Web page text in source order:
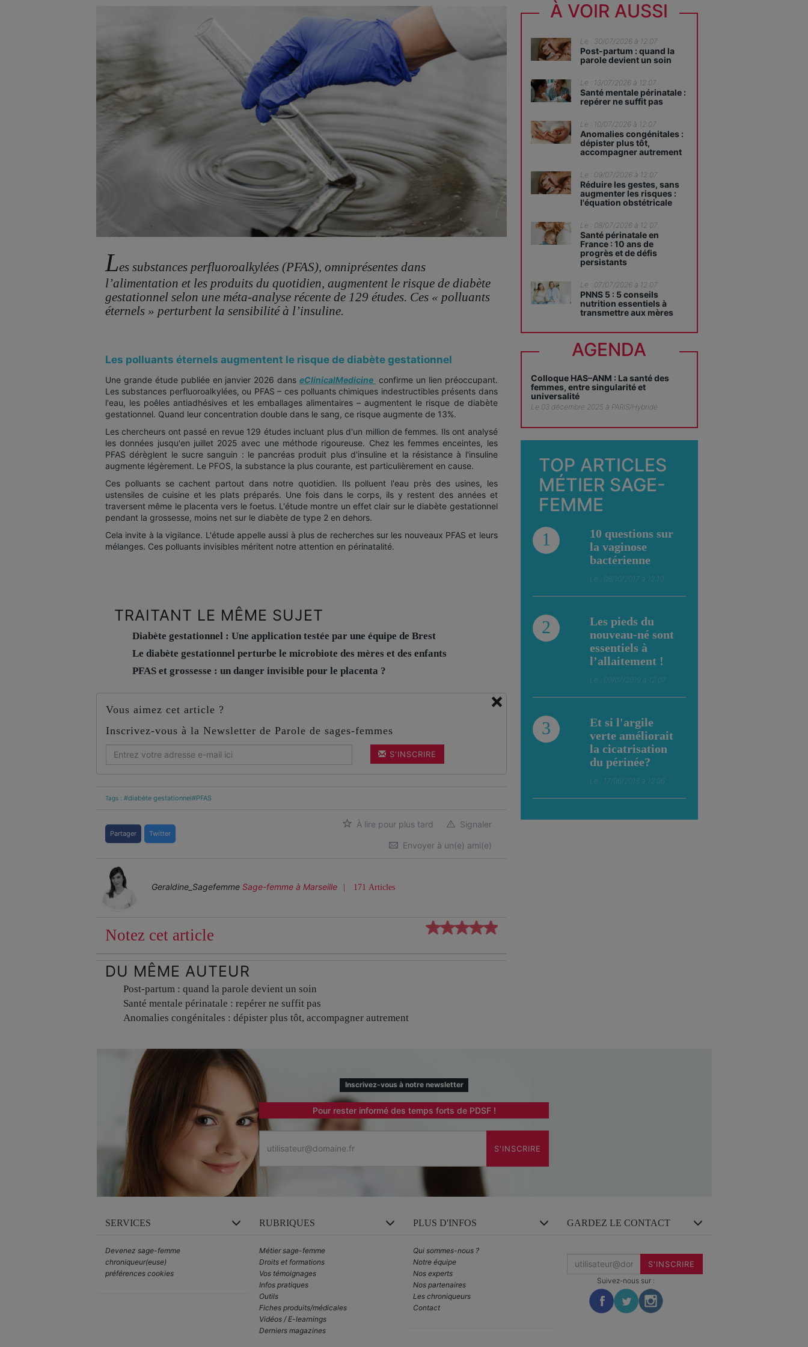
Les substances perfluoroalkylées (PFAS), omniprésentes dans
l’alimentation et les produits du quotidien, augmentent le risque de diabète
gestationnel selon une méta-analyse récente de 129 études. Ces « polluants
éternels » perturbent la sensibilité à l’insuline.
Les polluants éternels augmentent le risque de diabète gestationnel
Une grande étude publiée en janvier 2026 danseClinicalMedicine confirme un lien préoccupant.
Les substances perfluoroalkylées, ou PFAS – ces polluants chimiques indestructibles présents dans
l'eau, les poêles antiadhésives et les emballages alimentaires – augmentent le risque de diabète
gestationnel. Quand leur concentration double dans le sang, ce risque augmente de 13%.
Les chercheurs ont passé en revue 129 études incluant plus d'un million de femmes. Ils ont analysé
les données jusqu'en juillet 2025 avec une méthode rigoureuse. Chez les femmes enceintes, les
PFAS dérèglent le sucre sanguin : le pancréas produit plus d'insuline et la résistance à l'insuline
augmente légèrement. Le PFOS, la substance la plus courante, est particulièrement en cause.
Ces polluants se cachent partout dans notre quotidien. Ils polluent l'eau près des usines, les
ustensiles de cuisine et les plats préparés. Une fois dans le corps, ils y restent des années et
traversent même le placenta vers le foetus. L'étude montre un effet clair sur le diabète gestationnel
pendant la grossesse, moins net sur le diabète de type 2 en dehors.
Cela invite à la vigilance. L'étude appelle aussi à plus de recherches sur les nouveaux PFAS et leurs
mélanges. Ces polluants invisibles méritent notre attention en périnatalité.
TRAITANT LE MÊME SUJET
Diabète gestationnel : Une application testée par une équipe de Brest
Le diabète gestationnel perturbe le microbiote des mères et des enfants
PFAS et grossesse : un danger invisible pour le placenta ?
×
Vous aimez cet article ?
Inscrivez-vous à la Newsletter de Parole de sages-femmes
S'INSCRIRE
Tags : #diabète gestationnel#PFAS
Partager Twitter
Signaler
À lire pour plus tard
Envoyer à un(e) ami(e)
Geraldine_Sagefemme Sage-femme à Marseille 171 Articles
Notez cet article
DU MÊME AUTEUR
Post-partum : quand la parole devient un soin
Santé mentale périnatale : repérer ne suffit pas
Anomalies congénitales : dépister plus tôt, accompagner autrement
À VOIR AUSSI
Le : 30/07/2026 à 12:07
Post-partum : quand la
parole devient un soin
Le : 13/07/2026 à 12:07
Santé mentale périnatale :
repérer ne suffit pas
Le : 10/07/2026 à 12:07
Anomalies congénitales :
dépister plus tôt,
accompagner autrement
Le : 09/07/2026 à 12:07
Réduire les gestes, sans
augmenter les risques :
l'équation obstétricale
Le : 08/07/2026 à 12:07
Santé périnatale en
France : 10 ans de
progrès et de défis
persistants
Le : 07/07/2026 à 12:07
PNNS 5 : 5 conseils
nutrition essentiels à
transmettre aux mères
AGENDA
Colloque HAS–ANM : La santé des
femmes, entre singularité et
universalité
Le 03 décembre 2025 à PARIS/Hybride
TOP ARTICLES
MÉTIER SAGE-
FEMME
1
10 questions sur
la vaginose
bactérienne
Le : 08/10/2017 à 12:10
2
Les pieds du
nouveau-né sont
essentiels à
l’allaitement !
Le : 09/07/2019 à 12:07
3
Et si l'argile
verte améliorait
la cicatrisation
du périnée?
Le : 17/06/2018 à 12:06
Inscrivez-vous à notre newsletter
Pour rester informé des temps forts de PDSF !
S'INSCRIRE
SERVICES
Devenez sage-femme
chroniqueur(euse)
préférences cookies
RUBRIQUES
Métier sage-femme
Droits et formations
Vos témoignages
Infos pratiques
Outils
Fiches produits/médicales
Vidéos / E-learnings
Derniers magazines
PLUS D'INFOS
Qui sommes-nous ?
Notre équipe
Nos experts
Nos partenaires
Les chroniqueurs
Contact
GARDEZ LE CONTACT
newsletter
S'INSCRIRE
Suivez-nous sur :